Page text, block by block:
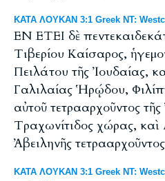
ΚΑΤΑ ΛΟΥΚΑΝ 3:1 Greek NT:
ΕΝ ΕΤΕΙ δὲ
Τιβερίου Καίσαρος,
Πειλάτου τῆς Ἰουδαίας,
Γαλιλαίας Ἡρῴδου,
αὐτοῦ τετρααρχοῦντος
Τραχωνίτιδος χώρας, καὶ
Ἀβειληνῆς
ΚΑΤΑ ΛΟΥΚΑΝ 3:1 Greek NT: